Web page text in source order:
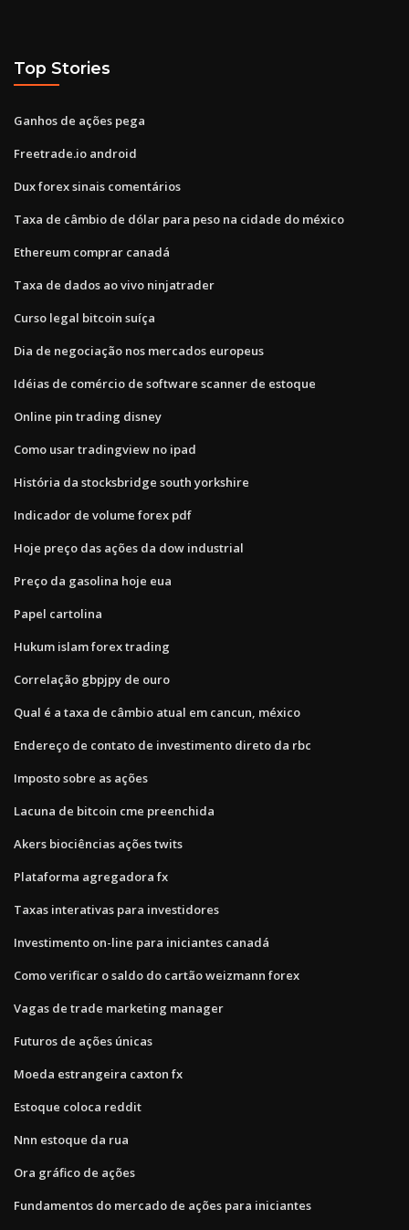
Top Stories
Ganhos de ações pega
Freetrade.io android
Dux forex sinais comentários
Taxa de câmbio de dólar para peso na cidade do méxico
Ethereum comprar canadá
Taxa de dados ao vivo ninjatrader
Curso legal bitcoin suíça
Dia de negociação nos mercados europeus
Idéias de comércio de software scanner de estoque
Online pin trading disney
Como usar tradingview no ipad
História da stocksbridge south yorkshire
Indicador de volume forex pdf
Hoje preço das ações da dow industrial
Preço da gasolina hoje eua
Papel cartolina
Hukum islam forex trading
Correlação gbpjpy de ouro
Qual é a taxa de câmbio atual em cancun, méxico
Endereço de contato de investimento direto da rbc
Imposto sobre as ações
Lacuna de bitcoin cme preenchida
Akers biociências ações twits
Plataforma agregadora fx
Taxas interativas para investidores
Investimento on-line para iniciantes canadá
Como verificar o saldo do cartão weizmann forex
Vagas de trade marketing manager
Futuros de ações únicas
Moeda estrangeira caxton fx
Estoque coloca reddit
Nnn estoque da rua
Ora gráfico de ações
Fundamentos do mercado de ações para iniciantes